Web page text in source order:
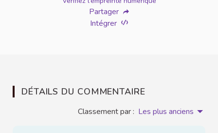
Partager
Intégrer
DÉTAILS DU COMMENTAIRE
Classement par : Les plus anciens